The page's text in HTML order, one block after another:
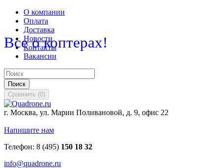
О компании
Оплата
Доставка
Новости
Контакты
Вакансии
Поиск
Сравнить (0)
Все о коптерах!
г. Москва, ул. Марии Поливановой, д. 9, офис 22
Напишите нам
Телефон: 8 (495) 150 18 32
info@quadrone.ru